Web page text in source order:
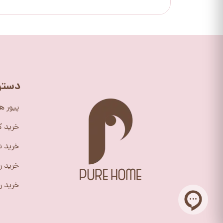
پیور
خرید
خرید
خرید